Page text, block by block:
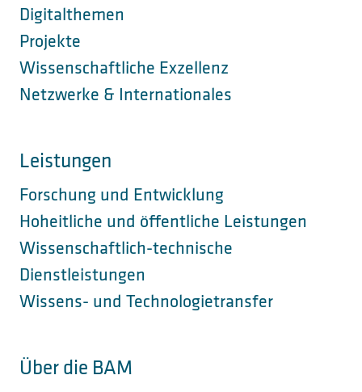
Digitalthemen
Projekte
Wissenschaftliche Exzellenz
Netzwerke & Internationales
Leistungen
Forschung und Entwicklung
Hoheitliche und öffentliche Leistungen
Wissenschaftlich-technische
Dienstleistungen
Wissens- und Technologietransfer
Über die BAM